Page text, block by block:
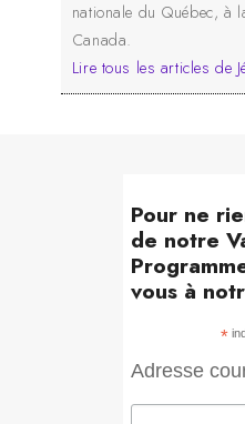
nationale du Québec, à
Canada.
Lire tous les articles de
Pour ne
de notre
vous à
*
Adresse